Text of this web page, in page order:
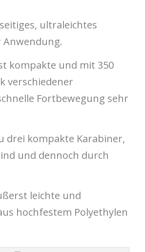
ultraleichtes
kompakte und mit 350
verschiedener
Fortbewegung sehr
drei kompakte Karabiner,
und dennoch durch
leichte und
hochfestem Polyethylen